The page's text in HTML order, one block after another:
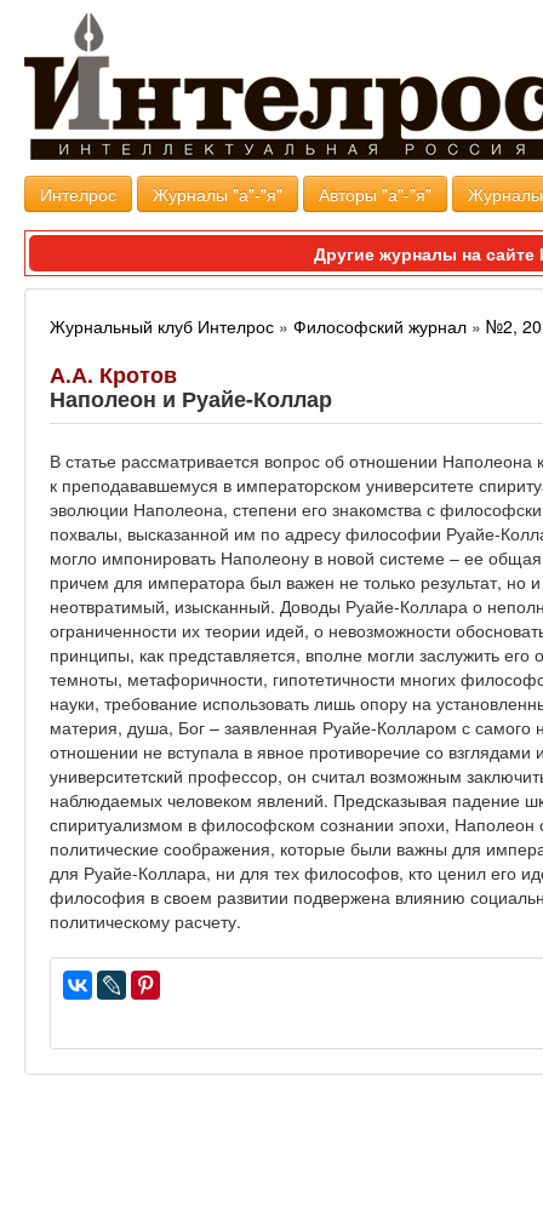
Интелрос Журналы "а"-"я" Авторы "а"-"я"
Другие журналы на
Журнальный клуб Интелрос » Философский журнал » №2,
А.А. Кротов
Наполеон и Руайе-Коллар
В статье рассматривается вопрос об отношении
к преподававшемуся в императорском университете
эволюции Наполеона, степени его знакомства с
похвалы, высказанной им по адресу философии Руайе-
могло импонировать Наполеону в новой системе – ее
причем для императора был важен не только результат, но
неотвратимый, изысканный. Доводы Руайе-Коллара о
ограниченности их теории идей, о невозможности
принципы, как представляется, вполне могли заслужить
темноты, метафоричности, гипотетичности многих
науки, требование использовать лишь опору на
материя, душа, Бог – заявленная Руайе-Колларом с самого
отношении не вступала в явное противоречие со
университетский профессор, он считал возможным
наблюдаемых человеком явлений. Предсказывая падение
спиритуализмом в философском сознании эпохи, Наполеон
политические соображения, которые были важны для
для Руайе-Коллара, ни для тех философов, кто ценил его
философия в своем развитии подвержена влиянию
политическому расчету.